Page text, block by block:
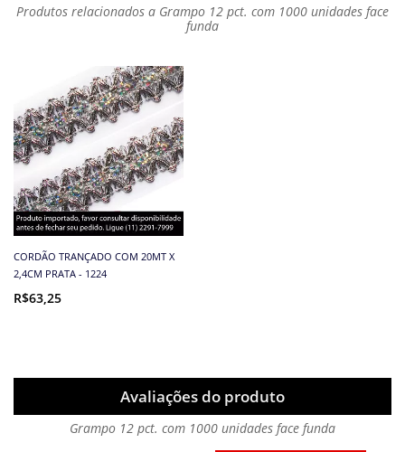
Produtos relacionados a Grampo 12 pct. com 1000 unidades face
funda
CORDÃO TRANÇADO COM 20MT X
2,4CM PRATA - 1224
R$63,25
Avaliações do produto
Grampo 12 pct. com 1000 unidades face funda